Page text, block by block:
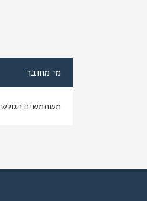
מי מחובר
משתמשים